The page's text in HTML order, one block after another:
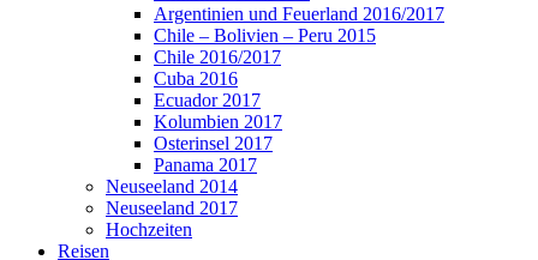
Argentinien und Feuerland 2016/2017
Chile – Bolivien – Peru 2015
Chile 2016/2017
Cuba 2016
Ecuador 2017
Kolumbien 2017
Osterinsel 2017
Panama 2017
Neuseeland 2014
Neuseeland 2017
Hochzeiten
Reisen